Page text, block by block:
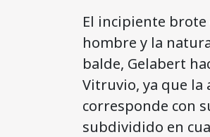
El incipiente brote
hombre y la
balde, Gelabert
Vitruvio, ya que la
corresponde con
subdividido en